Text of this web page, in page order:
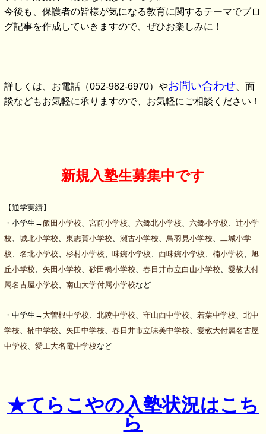
今後も、保護者の皆様が気になる教育に関するテーマでブロ
グ記事を作成していきますので、ぜひお楽しみに！
詳しくは、お電話（052-982-6970）やお問い合わせ、面
談などもお気軽に承りますので、お気軽にご相談ください！
新規入塾生募集中です
【通学実績】
・小学生→飯田小学校 宮前小学校 六郷北小学校 六郷小学校
辻小学
校
城北小学校 東志賀小学校 瀬古小学校 鳥羽見小学校
二城小学
校
名北小学校 杉村小学校 味鋺小学校 西味鋺小学校 楠小学校
旭
丘小学校
矢田小学校 砂田橋小学校 春日井市立白山小学校
愛教大付
属名古屋小学校
南山大学付属小学校など
・中学生→ 大曽根中学校 北陵中学校 守山西中学校 若葉中学校
北中
学校
楠中学校 矢田中学校 春日井市立味美中学校
愛教大付属名古屋
中学校
愛工大名電中学校など
★てらこやの入塾状況はこち
ら